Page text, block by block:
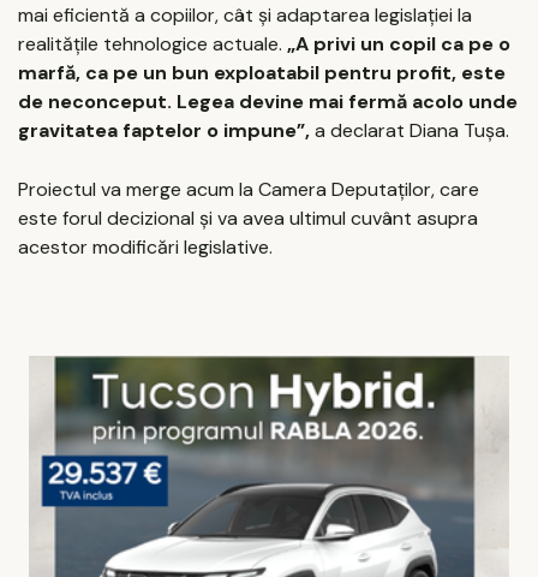
mai eficientă a copiilor, cât și adaptarea legislației la
realitățile tehnologice actuale. „A privi un copil ca pe o
marfă, ca pe un bun exploatabil pentru profit, este
de neconceput. Legea devine mai fermă acolo unde
gravitatea faptelor o impune”,a declarat Diana Tușa.
Proiectul va merge acum la Camera Deputaților, care
este forul decizional și va avea ultimul cuvânt asupra
acestor modificări legislative.